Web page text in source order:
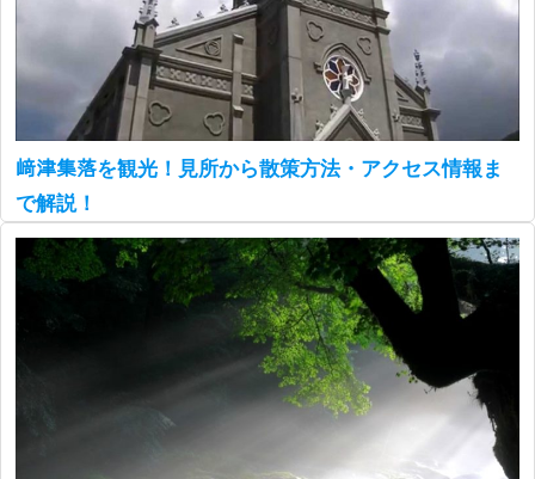
﨑津集落を観光！見所から散策方法・アクセス情報ま
で解説！